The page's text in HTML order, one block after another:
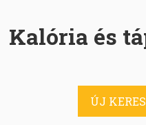
Kalória és
ÚJ